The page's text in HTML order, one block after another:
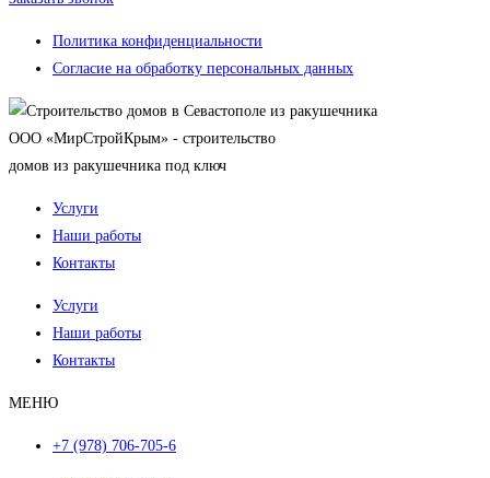
Политика конфиденциальности
Согласие на обработку персональных данных
OOO «МирСтройКрым» - строительство
домов из ракушечника под ключ
Услуги
Наши работы
Контакты
Услуги
Наши работы
Контакты
МЕНЮ
+7 (978) 706-705-6